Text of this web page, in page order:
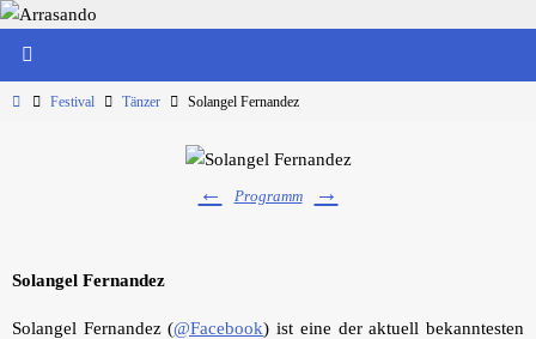
Zum
StartFestival Tänzer Solangel Fernandez
← Programm →
Solangel Fernandez
Solangel Fernandez (@Facebook) ist eine der aktuell bekanntesten